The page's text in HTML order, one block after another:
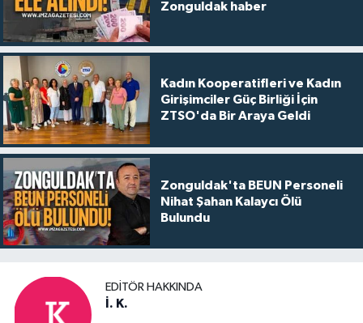
Zonguldak haber
Kadın Kooperatifleri ve Kadın
Girişimciler Güç Birliği İçin
ZTSO'da Bir Araya Geldi
Zonguldak'ta BEUN Personeli
Nihat Şahan Kalaycı Ölü
Bulundu
EDITÖR HAKKINDA
İ. K.